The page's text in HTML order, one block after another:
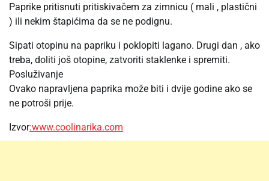
Paprike pritisnuti pritiskivačem za zimnicu ( mali , plastični
) ili nekim štapićima da se ne podignu.
Sipati otopinu na papriku i poklopiti lagano. Drugi dan , ako
treba, doliti još otopine, zatvoriti staklenke i spremiti.
Posluživanje
Ovako napravljena paprika može biti i dvije godine ako se
ne potroši prije.
Izvor:www.coolinarika.com